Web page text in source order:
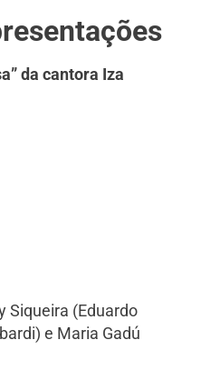
da cantora Iza
Siqueira (Eduardo
e Maria Gadú